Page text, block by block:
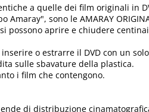
a quelle dei film originali in
Amaray", sono le AMARAY
possono aprire e chiudere
o estrarre il DVD con un
sulle sbavature della plastica.
i film che contengono.
di distribuzione